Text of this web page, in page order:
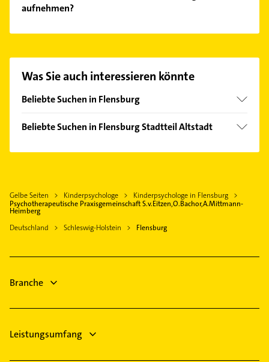
aufnehmen?
Kontaktmöglichkeiten wie Adresse oder Mail in
unserem Kontaktdaten-Bereich auswählen. Hier
finden Sie alleKontaktdaten.
Was Sie auch interessieren könnte
Beliebte Suchen in Flensburg
Phoniatrie
Rechtsanwalt
Kammerjäger
Physikalische Therapie
Beliebte Suchen in Flensburg Stadtteil Altstadt
Zahnarzt
Immobilien
Immobilienmakler
Arzt
Gelbe Seiten Kinderpsychologe
Kinderpsychologe in Flensburg
Psychotherapeutische Praxisgemeinschaft S.v.Eitzen,O.Bachor,A.Mittmann-
Heimberg
Deutschland
Schleswig-Holstein Flensburg
Branche
Leistungsumfang